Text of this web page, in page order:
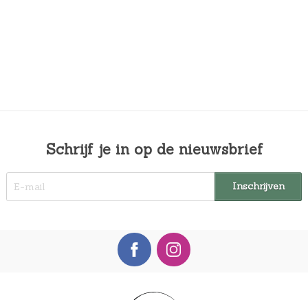
Schrijf je in op de nieuwsbrief